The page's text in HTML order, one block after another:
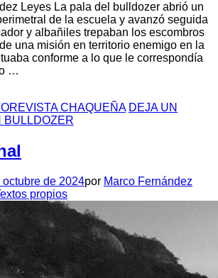
Leyes La pala del bulldozer abrió un
de la escuela y avanzó seguida
y albañiles trepaban los escombros
una misión en territorio enemigo en la
conforme a lo que le correspondía
…
REVISTA CHAQUEÑA DEJA UN
BULLDOZER
octubre de 2024por Marco Fernández
propios